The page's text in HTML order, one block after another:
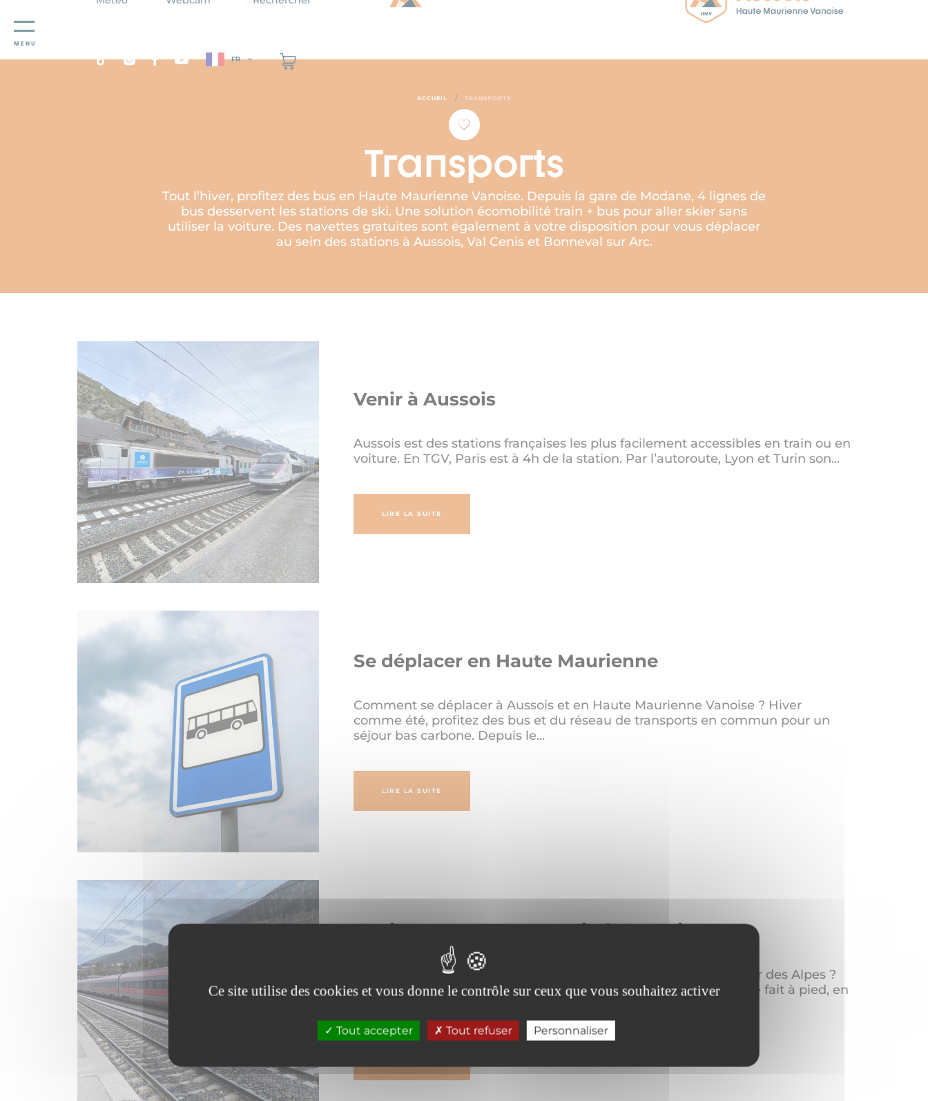
Panneau de gestion des cookies
Ce site utilise des cookies et vous donne le contrôle sur ceux que vous souhaitez activer
Tout accepter Tout refuser Personnaliser
MENU
FR
ACCUEIL / TRANSPORTS
Transports
Tout l’hiver, profitez des bus en Haute Maurienne Vanoise. Depuis la gare de Modane, 4 lignes de
bus desservent les stations de ski. Une solution écomobilité train + bus pour aller skier sans
utiliser la voiture. Des navettes gratuites sont également à votre disposition pour vous déplacer
au sein des stations à Aussois, Val Cenis et Bonneval sur Arc.
Venir à Aussois
Aussois est des stations françaises les plus facilement accessibles en train ou en
voiture. En TGV, Paris est à 4h de la station. Par l’autoroute, Lyon et Turin son...
LIRE LA SUITE
Se déplacer en Haute Maurienne
Comment se déplacer à Aussois et en Haute Maurienne Vanoise ? Hiver
comme été, profitez des bus et du réseau de transports en commun pour un
séjour bas carbone. Depuis le...
LIRE LA SUITE
Venir en vacances en train à Aussois
Et si vos prochaines vacances en train vous emmenaient au cœur des Alpes ?
À Aussois, oubliez la voiture et laissez place à un séjour où tout se fait à pied, en